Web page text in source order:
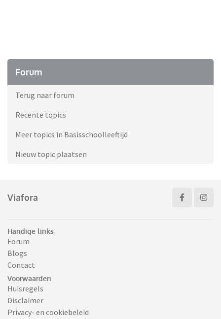
Forum
Terug naar forum
Recente topics
Meer topics in Basisschoolleeftijd
Nieuw topic plaatsen
Viafora
Handige links
Forum
Blogs
Contact
Voorwaarden
Huisregels
Disclaimer
Privacy- en cookiebeleid